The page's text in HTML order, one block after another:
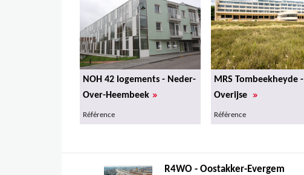
NOH 42 logements - Neder-
Over-Heembeek »
Référence
MRS Tombeekheyde -
Overijse »
Référence
R4WO - Oostakker-Evergem